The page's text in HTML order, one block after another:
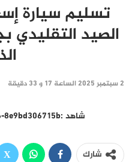
تسليم سيارة
الصيد التقليدي
2 سبتمبر 2025 الساعة 17 و 33 دقيقة
شاهد :4f4bed74-df3c-4c8d-bfc6-8e9bd306715b
شارك